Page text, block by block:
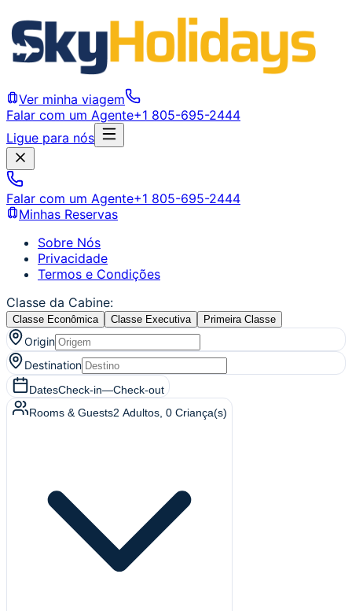
Ver minha viagem
Falar com um Agente+1 805-695-2444
Ligue para nós
Falar com um Agente+1 805-695-2444
Minhas Reservas
Sobre Nós
Privacidade
Termos e Condições
Classe da Cabine:
Classe Econômica Classe Executiva Primeira Classe
Origin
Destination
DatesCheck-in—Check-out
Rooms & Guests2 Adultos 0 Criança(s)